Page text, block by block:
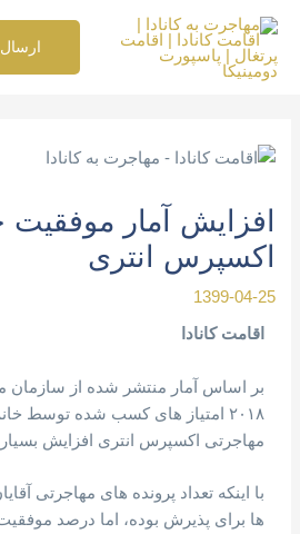
محتوا
افزایش آمار موفقیت
اکسپرس انتری
1399-04-25
اقامت کانادا
بر اساس آمار منتشر شده از سازمان
۲۰۱۸ امتیاز های کسب شده توسط
مهاجرتی اکسپرس انتری افزایش
با اینکه تعداد پرونده های مهاجرتی
ها برای پذیرش بوده، اما درصد